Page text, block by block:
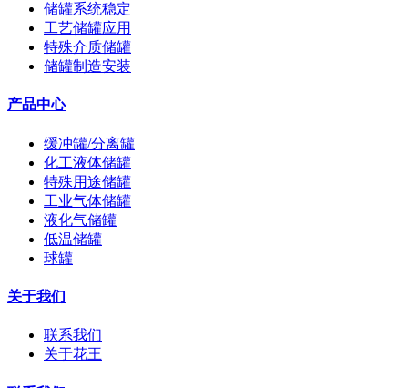
储罐系统稳定
工艺储罐应用
特殊介质储罐
储罐制造安装
产品中心
缓冲罐/分离罐
化工液体储罐
特殊用途储罐
工业气体储罐
液化气储罐
低温储罐
球罐
关于我们
联系我们
关于花王